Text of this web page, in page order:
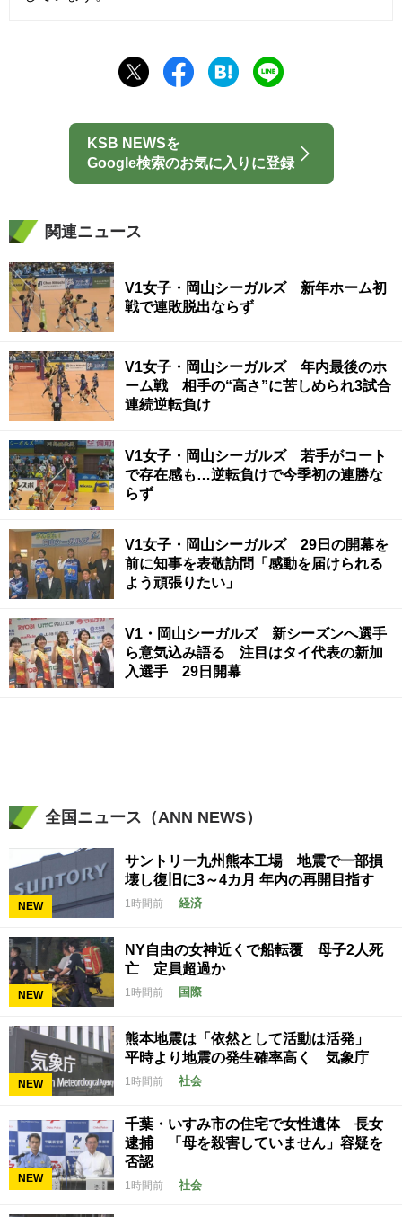
KSB NEWSを
Google検索のお気に入りに登録
関連ニュース
V1女子・岡山シーガルズ 新年ホーム初
戦で連敗脱出ならず
V1女子・岡山シーガルズ 年内最後のホ
ーム戦 相手の“高さ”に苦しめられ3試合
連続逆転負け
V1女子・岡山シーガルズ 若手がコート
で存在感も…逆転負けで今季初の連勝な
らず
V1女子・岡山シーガルズ 29日の開幕を
前に知事を表敬訪問「感動を届けられる
よう頑張りたい」
V1・岡山シーガルズ 新シーズンへ選手
ら意気込み語る 注目はタイ代表の新加
入選手 29日開幕
全国ニュース（ANN NEWS）
NEW
サントリー九州熊本工場 地震で一部損
壊し復旧に3～4カ月 年内の再開目指す
1時間前 経済
NEW
NY自由の女神近くで船転覆 母子2人死
亡 定員超過か
1時間前 国際
NEW
熊本地震は「依然として活動は活発」
平時より地震の発生確率高く 気象庁
1時間前 社会
NEW
千葉・いすみ市の住宅で女性遺体 長女
逮捕 「母を殺害していません」容疑を
否認
1時間前 社会